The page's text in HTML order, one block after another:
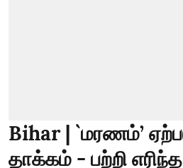
Bihar | `மரணம்’
தாக்கம் - பற்றி